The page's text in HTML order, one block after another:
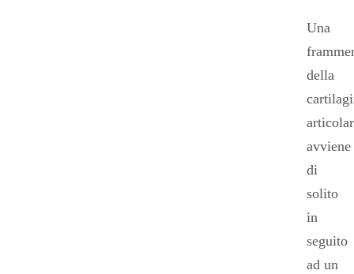
Una
della
avviene
di
solito
in
seguito
ad un